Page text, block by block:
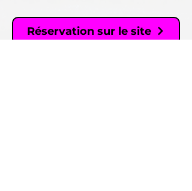
Réservation sur le site